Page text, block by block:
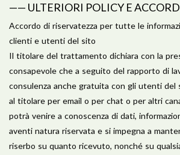
​—— ULTERIORI POLICY E
​Accordo di riservatezza per tutte le
clienti e utenti del sito
Il titolare del trattamento dichiara con la
consapevole che a seguito del rapporto di
consulenza anche gratuita con gli utenti del
al titolare per email o per chat o per altri
potrà venire a conoscenza di dati,
aventi natura riservata e si impegna a
riserbo su quanto ricevuto, nonché su